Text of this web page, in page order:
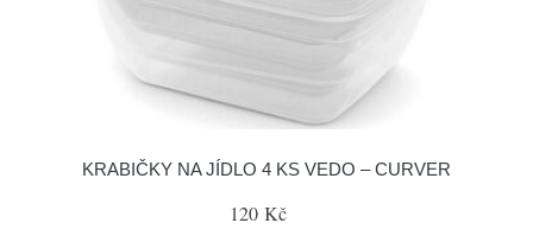
KRABIČKY NA JÍDLO 4 KS VEDO – CURVER
120 Kč